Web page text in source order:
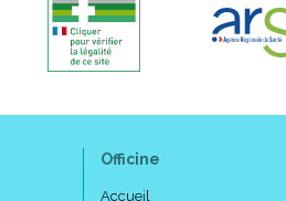
Officine
Accueil